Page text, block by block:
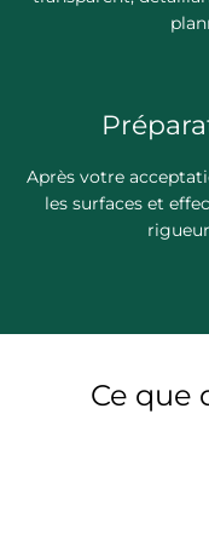
Après votre
les surfaces et
Ce que